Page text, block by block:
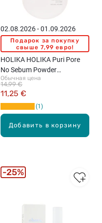
Добавить в корзину
02.08.2026 - 01.09.2026
Подарок за покупку
свыше 7,99 евро!
HOLIKA HOLIKA Puri Pore
No Sebum Powder
рассыпчатая пудра, 7г
Обычная цена
11,25 €
14,99 €
1
25%